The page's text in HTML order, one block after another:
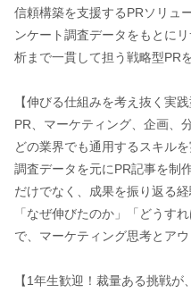
信頼構築を支援するPRソリュ
ンケート調査データをもとに
析まで一貫して担う戦略型PR
【伸びる仕組みを考え抜く実践
PR、マーケティング、企画、分
どの業界でも通用するスキルを
調査データを元にPR記事を制
だけでなく、成果を振り返る経
「なぜ伸びたのか」「どうす
で、マーケティング思考とア
【1年生歓迎！裁量ある挑戦が